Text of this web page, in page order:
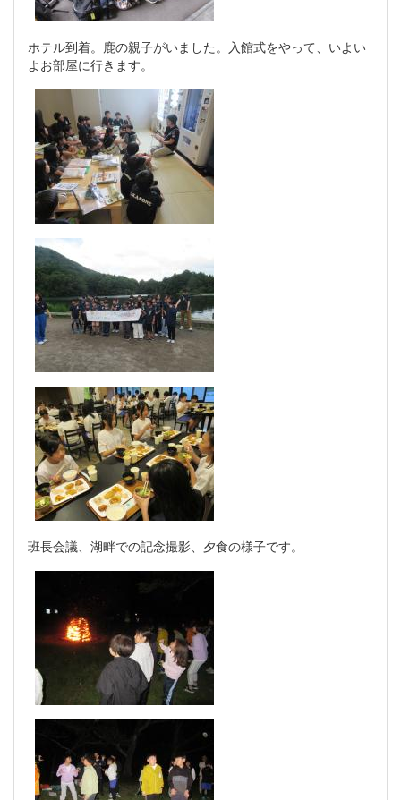
ホテル到着。鹿の親子がいました。入館式をやって、いよい
よお部屋に行きます。
班長会議、湖畔での記念撮影、夕食の様子です。